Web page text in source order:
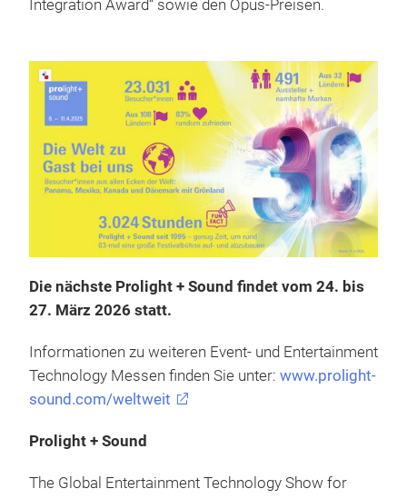
Integration Award“ sowie den Opus-Preisen.
Die nächste Prolight + Sound findet vom 24. bis
27. März 2026 statt.
Informationen zu weiteren Event- und Entertainment
Technology Messen finden Sie unter: www.prolight-
sound.com/weltweit
Prolight + Sound
The Global Entertainment Technology Show for